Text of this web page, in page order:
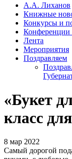
А.А. Лиханов
Книжные
Конкурсы и
Конференции
Лента
Мероприятия
Поздравляем
«Букет
класс
8 мар 2022
Самый дорогой